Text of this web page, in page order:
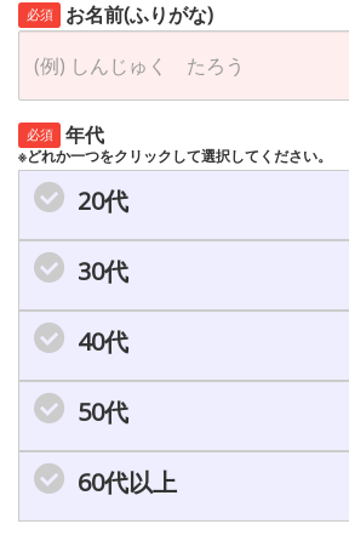
必須 お名前(ふりがな)
必須 年代
※どれか一つをクリックして選択してください。
20代
30代
40代
50代
60代以上